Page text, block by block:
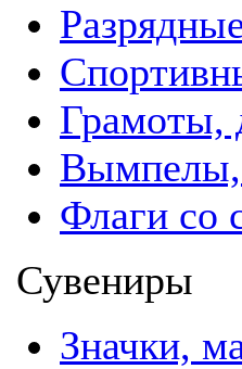
Грамоты,
Вымпелы,
Флаги со
Сувениры
Значки,